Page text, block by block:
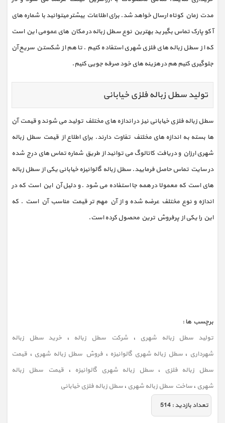
مدت زمان کوتاه ارسال خواهد شد. برای اطلاعات بیشتر میتوانید با شماره های
آکو پارک تماس بگیرید بهترین نوع سطل زباله در مکان های عمومی این است
که از سطل زباله های فلزی شهری استفاده کنیم . تا هم از شکستن سریع آن
جلوگیری کنیم هم در هزینه های خود صرفه جویی کنیم.
تولید سطل زباله فلزی خیابانی
سطل زباله فلزی خیابانی نیز در اندازه های مختلف تولید می شوند و قیمت آن
ها بسته به اندازه های مخلتف تفاوت دارند. برای اطلاع از قیمت سطل زباله
شهری ارزان و دریافت کاتالوگ می توانید از طریق شماره تماس های درج شده
در سایت تماس حاصل فرمایید. سطل زباله گالوانیزه خیابانی یکی از سطل زباله
های است که معمولا در همه جا استفاده می شود . و دلیل آن این است که در
اندازه و نوع مختلف عرضه شده و از آن مهم تر قیمت مناسب آن است . که
این را یکی از پرفروش ترین محصول کرده است.
برچسب ها :
تولید سطل زباله شهری ، شرکت سطل زباله ، خرید سطل زباله
شهرداری ،سطل زباله شهری گالوانیزه ،فروش سطل زباله شهری ، قیمت
سطل زباله فلزی ،سطل زباله شهری گالوانیزه ، قیمت سطل زباله
شهری ،ساخت سطل زباله شهری ،سطل زباله فلزی خیابانی
تعداد بازديد :514